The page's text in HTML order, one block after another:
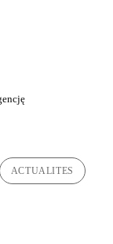
ACTUALITES